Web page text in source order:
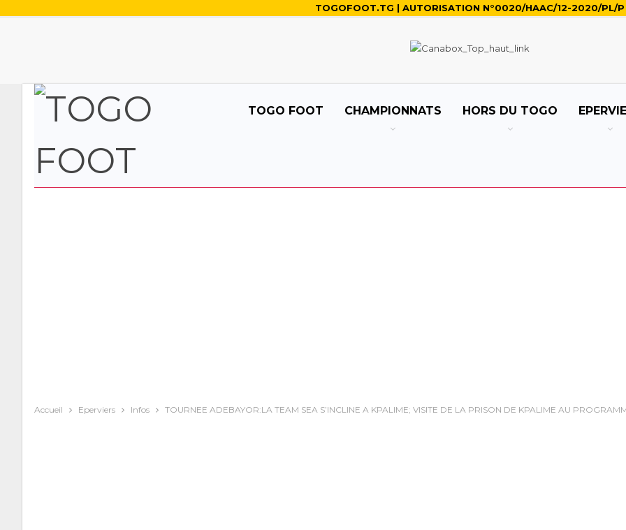
TOGOFOOT.TG | AUTORISATION N°0020/HAAC/12-2020/PL/P
TOGO FOOT CHAMPIONNATS HORS DU TOGO
Accueil Eperviers Infos TOURNEE ADEBAYOR:LA TEAM SEA S’INCLINE A KPALIME; VISITE DE LA PRISON DE KPALIME AU